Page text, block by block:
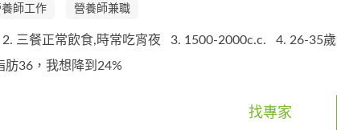
師工作 營養師兼職
2. 三餐正常飲食,時常吃宵夜 3. 1500-2000c.c. 4. 26-35歲
肪36，我想降到24%
找專家